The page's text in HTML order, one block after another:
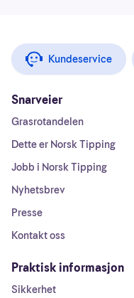
Kundeservice
Snarveier
Grasrotandelen
Dette er Norsk Tipping
Jobb i Norsk Tipping
Nyhetsbrev
Presse
Kontakt oss
Praktisk informasjon
Sikkerhet